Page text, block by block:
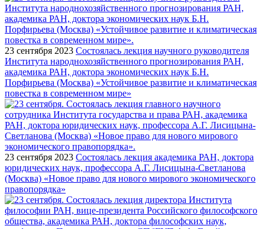
23 сентября 2023 Состоялась лекция научного руководителя
Института народнохозяйственного прогнозирования РАН,
академика РАН, доктора экономических наук Б.Н.
Порфирьева (Москва) «Устойчивое развитие и климатическая
повестка в современном мире»
23 сентября 2023 Состоялась лекция академика РАН, доктора
юридических наук, профессора А.Г. Лисицына-Светланова
(Москва) «Новое право для нового мирового экономического
правопорядка»